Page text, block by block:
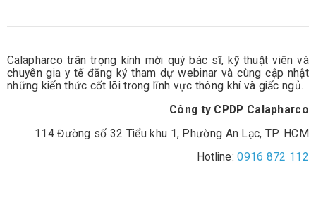
Calapharco trân trọng kính mời quý bác sĩ, kỹ thuật viên và
chuyên gia y tế đăng ký tham dự webinar và cùng cập nhật
những kiến thức cốt lõi trong lĩnh vực thông khí và giấc ngủ.
Công ty CPDP Calapharco
114 Đường số 32 Tiểu khu 1, Phường An Lạc, TP. HCM
Hotline:0916 872 112